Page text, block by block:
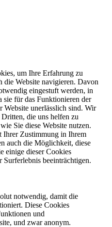
um Ihre Erfahrung zu
die Website navigieren. Davon
eingestuft werden, in
sie für das Funktionieren der
Website unerlässlich sind. Wir
die uns helfen zu
Sie diese Website nutzen.
Ihrer Zustimmung in Ihrem
auch die Möglichkeit, diese
einige dieser Cookies
Surferlebnis beeinträchtigen.
notwendig, damit die
Diese Cookies
und
und zwar anonym.